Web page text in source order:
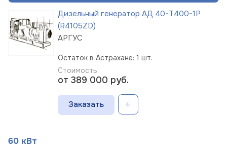
Дизельный генератор АД 40-Т400-1Р
(R4105ZD)
АРГУС
Остаток в Астрахане: 1 шт.
Стоимость:
от 389 000 руб.
Заказать
60 кВт